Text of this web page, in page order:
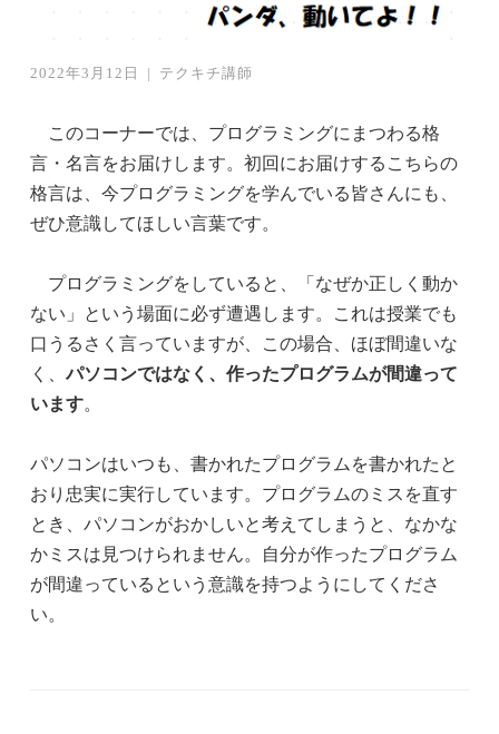
2022年3月12日 | テクキチ講師
このコーナーでは、プログラミングにまつわる格
言・名言をお届けします。初回にお届けするこちらの
格言は、今プログラミングを学んでいる皆さんにも、
ぜひ意識してほしい言葉です。
プログラミングをしていると、「なぜか正しく動か
ない」という場面に必ず遭遇します。これは授業でも
口うるさく言っていますが、この場合、ほぼ間違いな
く、パソコンではなく、作ったプログラムが間違って
います。
パソコンはいつも、書かれたプログラムを書かれたと
おり忠実に実行しています。プログラムのミスを直す
とき、パソコンがおかしいと考えてしまうと、なかな
かミスは見つけられません。自分が作ったプログラム
が間違っているという意識を持つようにしてくださ
い。